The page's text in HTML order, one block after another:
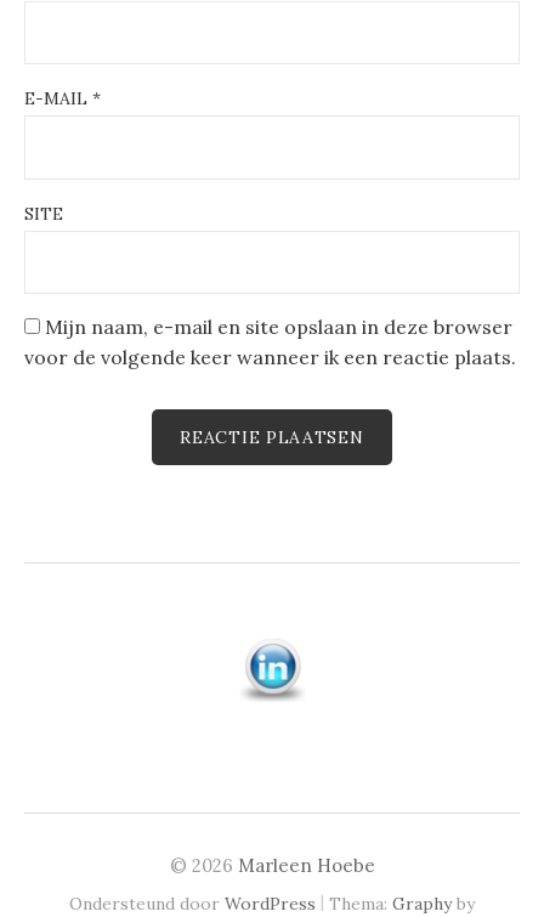
E-MAIL *
SITE
Mijn naam, e-mail en site opslaan in deze browser
voor de volgende keer wanneer ik een reactie plaats.
© 2026 Marleen Hoebe
Ondersteund door WordPress | Thema: Graphyby